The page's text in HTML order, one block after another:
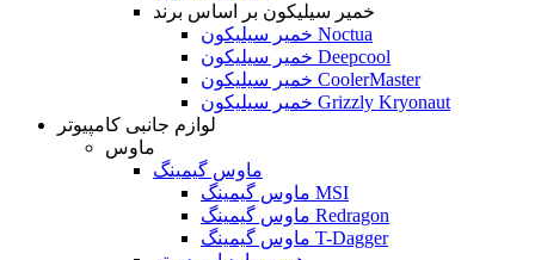
خمیر سیلیکون بر اساس برند
خمیر سیلیکون Noctua
خمیر سیلیکون Deepcool
خمیر سیلیکون CoolerMaster
خمیر سیلیکون Grizzly Kryonaut
لوازم جانبی کامپیوتر
ماوس
ماوس گیمینگ
ماوس گیمینگ MSI
ماوس گیمینگ Redragon
ماوس گیمینگ T-Dagger